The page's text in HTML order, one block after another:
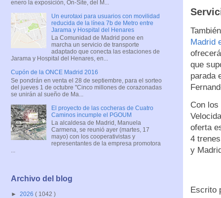
Madrid
que
parada
Con
oferta
4
y
Escrito
enero la exposición, On-Site, del M...
Un eurotaxi para usuarios con movilidad
reducida de la línea 7b de Metro entre
Jarama y Hospital del Henares
La Comunidad de Madrid pone en
marcha un servicio de transporte
adaptado que conecta las estaciones de
Jarama y Hospital del Henares, en...
Cupón de la ONCE Madrid 2016
Se pondrán en venta el 28 de septiembre, para el sorteo
del jueves 1 de octubre "Cinco millones de corazonadas
se unirán al sueño de Ma...
El proyecto de las cocheras de Cuatro
Caminos incumple el PGOUM
La alcaldesa de Madrid, Manuela
Carmena, se reunió ayer (martes, 17
mayo) con los cooperativistas y
representantes de la empresa promotora
...
Archivo del blog
► 2026 ( 1042 )